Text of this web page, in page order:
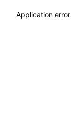
Application